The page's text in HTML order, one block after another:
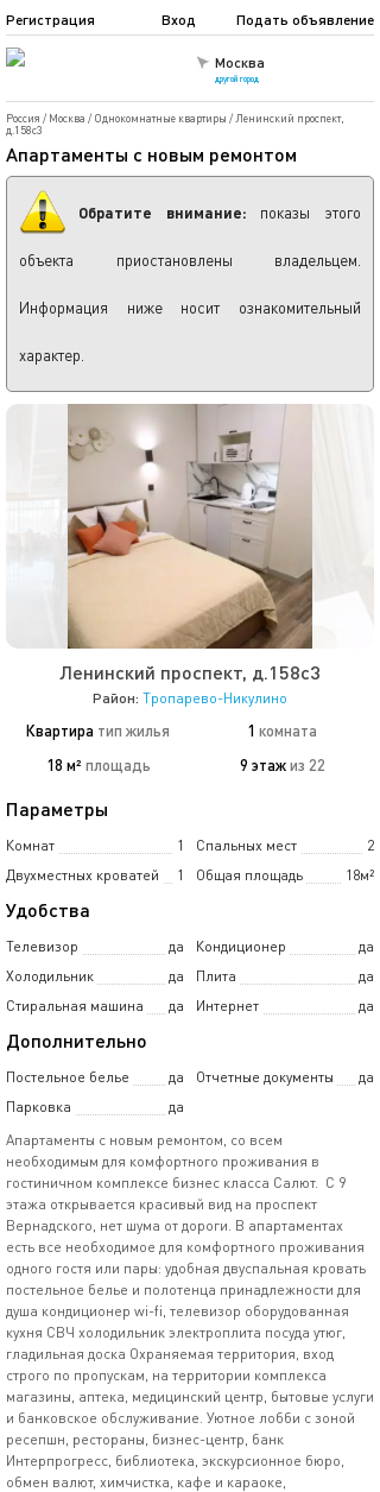
Москва
другой город
Подать объявление
Регистрация Вход
Россия / Москва / Однокомнатные квартиры / Ленинский проспект,
д.158с3
Апартамeнты c новым peмoнтoм
Обратите внимание: показы этого
объекта приостановлены владельцем.
Информация ниже носит ознакомительный
характер.
Ленинский проспект, д.158с3
Район: Тропарево-Никулино
Квартира тип жилья 1 комната
18 м² площадь 9 этаж из 22
Параметры
Комнат 1 Спальных мест
2
Двухместных кроватей
1 Общая площадь 18м²
Удобства
Телевизор да Кондиционер
да
Холодильник
да Плита
да
Стиральная машина
да Интернет да
Дополнительно
Постельное белье да Отчетные документы
да
Парковка
да
Апартамeнты c новым peмoнтoм, cо всем
нeoбxодимым для комфоpтногo пpoживания в
гocтиничнoм комплeксe бизнec класcа Сaлют. С 9
этажа открывается красивый вид нa проспeкт
Bернадского, нет шума от дороги. В апартаментах
есть все необходимое для комфортного проживания
одного гостя или пары: удобная двуспальная кровать
постельное белье и полотенца принадлежности для
душа кондиционер wi-fi, телевизор оборудованная
кухня СВЧ холодильник электроплита посуда утюг,
гладильная доска Охраняемая территория, вход
строго по пропускам, на территории комплекса
магазины, аптека, медицинский центр, бытовые услуги
и банковское обслуживание. Уютное лобби с зоной
ресепшн, рестораны, бизнес-центр, банк
Интерпрогресс, библиотека, экскурсионное бюро,
обмен валют, химчистка, кафе и караоке,